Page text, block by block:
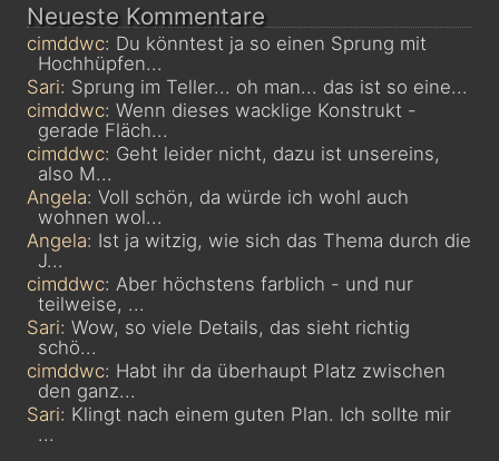
Neueste Kommentare
cimddwc: Du könntest ja so einen Sprung mit
Hochhüpfen...
Sari: Sprung im Teller... oh man... das ist so eine...
cimddwc: Wenn dieses wacklige Konstrukt -
gerade Fläch...
cimddwc: Geht leider nicht, dazu ist unsereins,
also M...
Angela: Voll schön, da würde ich wohl auch
wohnen wol...
Angela: Ist ja witzig, wie sich das Thema durch die
J...
cimddwc: Aber höchstens farblich - und nur
teilweise, ...
Sari: Wow, so viele Details, das sieht richtig
schö...
cimddwc: Habt ihr da überhaupt Platz zwischen
den ganz...
Sari: Klingt nach einem guten Plan. Ich sollte mir
...